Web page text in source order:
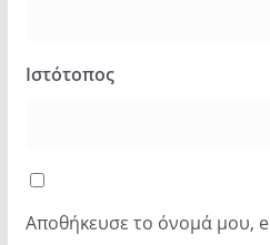
Ιστότοπος
Αποθήκευσε το όνομά μου,